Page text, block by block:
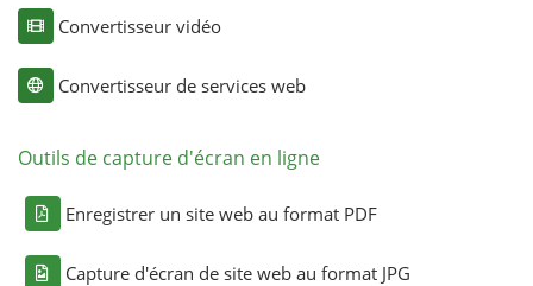
Convertisseur vidéo
Convertisseur de services web
Outils de capture d'écran en ligne
Enregistrer un site web au format PDF
Capture d'écran de site web au format JPG